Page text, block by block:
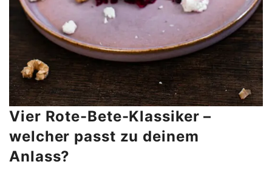
Vier Rote-Bete-Klassiker –
welcher passt zu deinem
Anlass?